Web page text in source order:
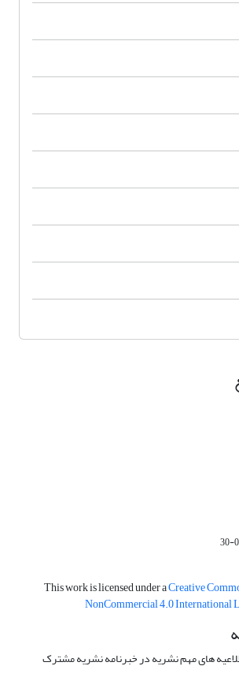
This work is licensed under aCreative
NonCommercial 4.0 International
های مهم نشریه در خبرنامه نشریه مشترک